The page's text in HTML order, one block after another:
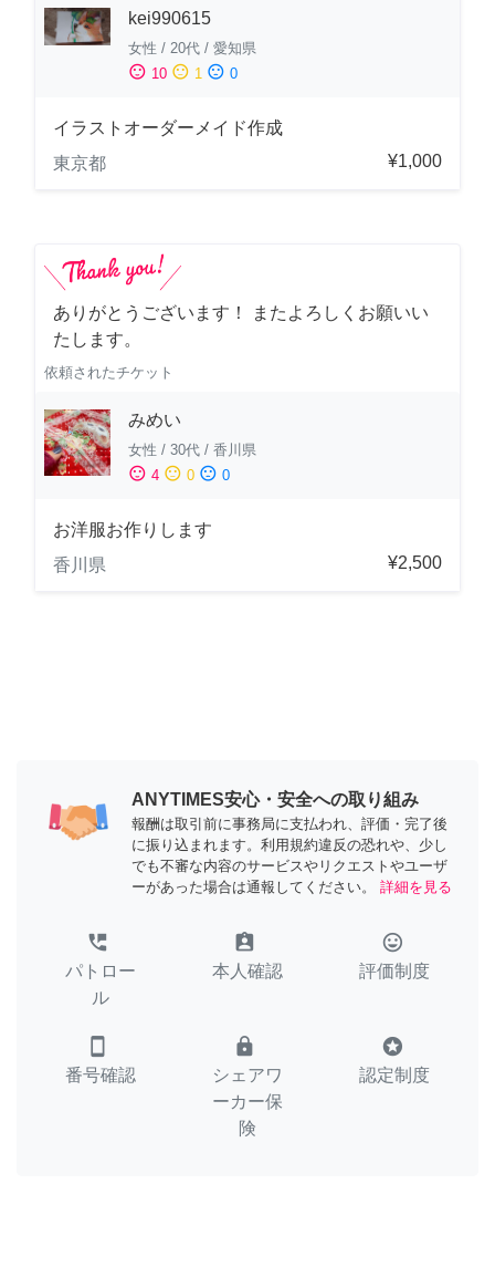
kei990615
女性 / 20代 / 愛知県
sentiment_satisfied 10 sentiment_neutral 1 sentiment_dissatisfied 0
イラストオーダーメイド作成
東京都
¥1,000
ありがとうございます！ またよろしくお願いい
たします。
依頼されたチケット
みめい
女性 / 30代 / 香川県
sentiment_satisfied 4 sentiment_neutral 0 sentiment_dissatisfied 0
お洋服お作りします
香川県
¥2,500
ANYTIMES安心・安全への取り組み
報酬は取引前に事務局に支払われ、評価・完了後
に振り込まれます。利用規約違反の恐れや、少し
でも不審な内容のサービスやリクエストやユーザ
ーがあった場合は通報してください。
詳細を見る
perm_phone_msg
パトロー
ル
assignment_ind
本人確認
tag_faces
評価制度
smartphone
番号確認
lock
シェアワ
ーカー保
険
stars
認定制度